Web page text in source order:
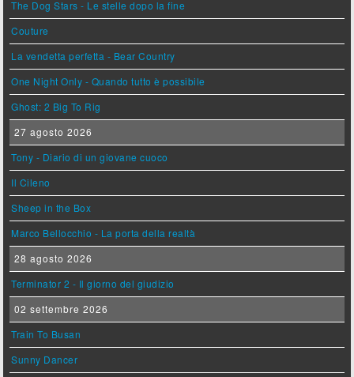
The Dog Stars - Le stelle dopo la fine
Couture
La vendetta perfetta - Bear Country
One Night Only - Quando tutto è possibile
Ghost: 2 Big To Rig
27 agosto 2026
Tony - Diario di un giovane cuoco
Il Cileno
Sheep in the Box
Marco Bellocchio - La porta della realtà
28 agosto 2026
Terminator 2 - Il giorno del giudizio
02 settembre 2026
Train To Busan
Sunny Dancer